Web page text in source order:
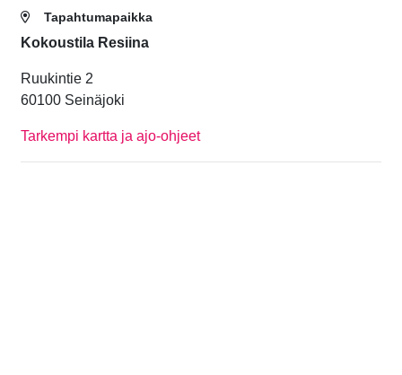
Tapahtumapaikka
Kokoustila Resiina
Ruukintie 2
60100 Seinäjoki
Tarkempi kartta ja ajo-ohjeet